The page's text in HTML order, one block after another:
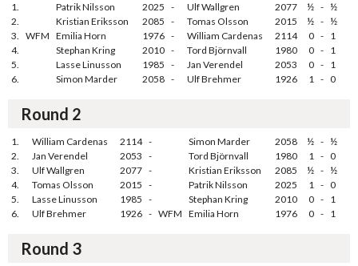
1. Patrik Nilsson 2025 - Ulf Wallgren 2077 ½ - ½
2.
Kristian Eriksson 2085 - Tomas Olsson 2015 ½ - ½
3. WFM Emilia Horn 1976 - William Cardenas 2114 0 - 1
4.
Stephan Kring 2010 - Tord Björnvall 1980 0 - 1
5.
Lasse Linusson 1985 - Jan Verendel 2053 0 - 1
6.
Simon Marder 2058 - Ulf Brehmer 1926 1 - 0
Round 2
1. William Cardenas 2114 - Simon Marder 2058 ½ - ½
2.
Jan Verendel 2053 - Tord Björnvall 1980 1 - 0
3.
Ulf Wallgren 2077 - Kristian Eriksson 2085 ½ - ½
4.
Tomas Olsson 2015 - Patrik Nilsson 2025 1 - 0
5.
Lasse Linusson 1985 - Stephan Kring 2010 0 - 1
6.
Ulf Brehmer 1926 - WFM Emilia Horn 1976 0 - 1
Round 3